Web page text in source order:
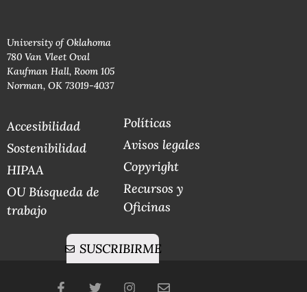
University of Oklahoma
780 Van Vleet Oval
Kaufman Hall, Room 105
Norman, OK 73019-4037
Accesibilidad
Sostenibilidad
HIPAA
OU Búsqueda de
trabajo
Políticas
Avisos legales
Copyright
Recursos y
Oficinas
SUSCRIBIRME